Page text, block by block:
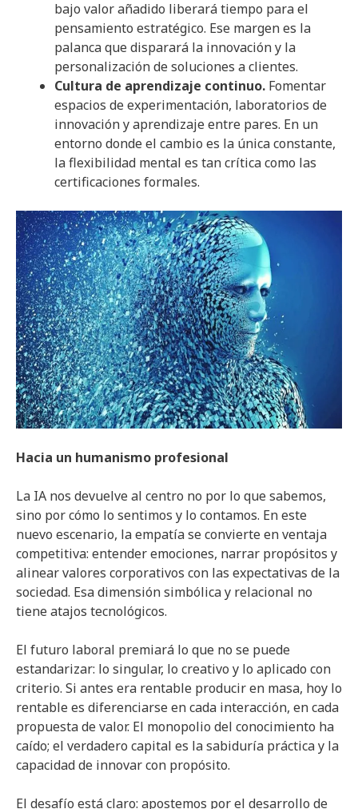
bajo valor añadido liberará tiempo para el
pensamiento estratégico. Ese margen es la
palanca que disparará la innovación y la
personalización de soluciones a clientes.
Cultura de aprendizaje continuo. Fomentar
espacios de experimentación, laboratorios de
innovación y aprendizaje entre pares. En un
entorno donde el cambio es la única constante,
la flexibilidad mental es tan crítica como las
certificaciones formales.
Hacia un humanismo profesional
La IA nos devuelve al centro no por lo que sabemos,
sino por cómo lo sentimos y lo contamos. En este
nuevo escenario, la empatía se convierte en ventaja
competitiva: entender emociones, narrar propósitos y
alinear valores corporativos con las expectativas de la
sociedad. Esa dimensión simbólica y relacional no
tiene atajos tecnológicos.
El futuro laboral premiará lo que no se puede
estandarizar: lo singular, lo creativo y lo aplicado con
criterio. Si antes era rentable producir en masa, hoy lo
rentable es diferenciarse en cada interacción, en cada
propuesta de valor. El monopolio del conocimiento ha
caído; el verdadero capital es la sabiduría práctica y la
capacidad de innovar con propósito.
El desafío está claro: apostemos por el desarrollo de